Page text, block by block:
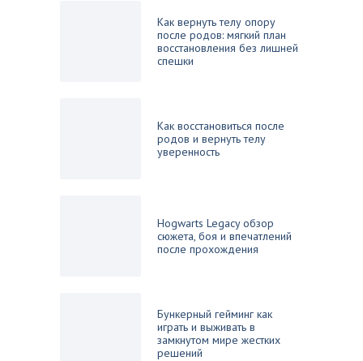
Как вернуть телу опору
после родов: мягкий план
восстановления без лишней
спешки
Как восстановиться после
родов и вернуть телу
уверенность
Hogwarts Legacy обзор
сюжета, боя и впечатлений
после прохождения
Бункерный гейминг как
играть и выживать в
замкнутом мире жестких
решений